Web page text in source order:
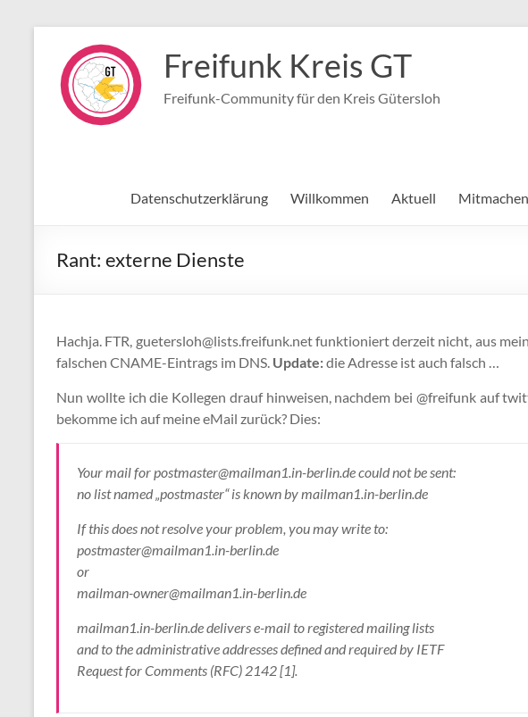
springen
Freifunk Kreis GT
Freifunk-Community für den Kreis Gütersloh
Datenschutzerklärung Willkommen Aktuell
Rant: externe Dienste
Hachja. FTR, guetersloh@lists.freifunk.net funktioniert derzeit nicht, aus
falschen CNAME-Eintrags im DNS. Update:die Adresse ist auch falsch …
Nun wollte ich die Kollegen drauf hinweisen, nachdem bei @freifunk auf
bekomme ich auf meine eMail zurück? Dies:
Your mail for postmaster@mailman1.in-berlin.de could not be sent:
no list named „postmaster“ is known by mailman1.in-berlin.de
If this does not resolve your problem, you may write to:
postmaster@mailman1.in-berlin.de
or
mailman-owner@mailman1.in-berlin.de
mailman1.in-berlin.de delivers e-mail to registered mailing lists
and to the administrative addresses defined and required by IETF
Request for Comments (RFC) 2142 [1].